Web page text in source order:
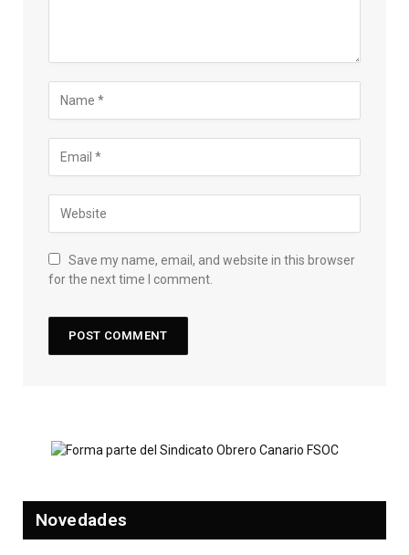
Save my name, email, and website in this browser
for the next time I comment.
Novedades